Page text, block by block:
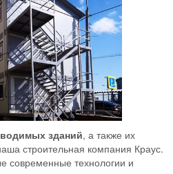
зданий, а также их
строительная компания Краус.
современные технологии и